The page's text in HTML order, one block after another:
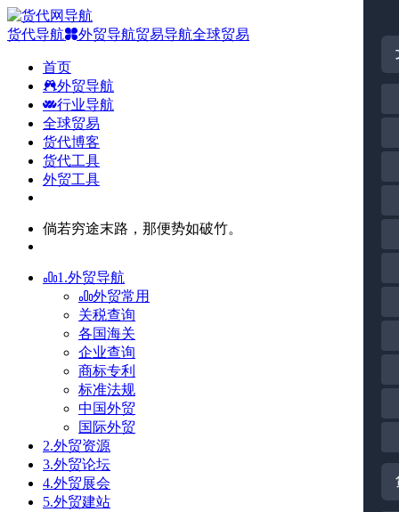
货代导航 外贸导航贸易导航全球贸易
首页
外贸导航
行业导航
全球贸易
货代博客
货代工具
外贸工具
倘若穷途末路，那便势如破竹。
1.外贸导航
外贸常用
关税查询
各国海关
企业查询
商标专利
标准法规
中国外贸
国际外贸
2.外贸资源
3.外贸论坛
4.外贸展会
5.外贸建站